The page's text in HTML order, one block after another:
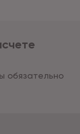
обязательно